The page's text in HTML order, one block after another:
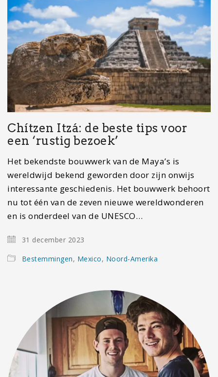
Chítzen Itzá: de beste tips voor
een ‘rustig bezoek’
Het bekendste bouwwerk van de Maya’s is
wereldwijd bekend geworden door zijn onwijs
interessante geschiedenis. Het bouwwerk behoort
nu tot één van de zeven nieuwe wereldwonderen
en is onderdeel van de UNESCO…
31 december 2023
Bestemmingen, Mexico, Noord-Amerika